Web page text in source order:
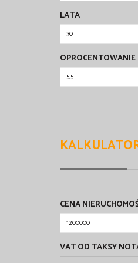
LATA
OPROCENTOWANIE
CENA
VAT OD TAKSY